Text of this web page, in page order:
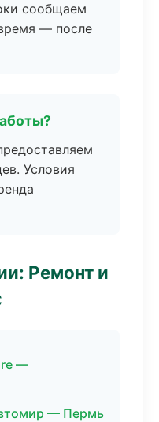
сообщаем
— после
Условия
Ремонт и
—
— Пермь